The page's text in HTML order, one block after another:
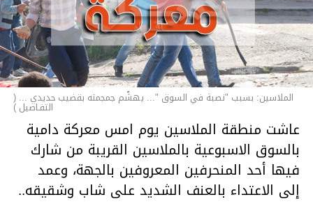
الملاسين: بسبب "نصبة في السوق "... يهشّم جمجمته بقضيب حديدي ... (
التفـاصيل )
عاشت منطقة الملاسين يوم امس معركة دامية
بالسوق الاسبوعية بالملاسين القريبة من شارك
فيها أحد المنحرفين المعروفين بالجهة، وعمد
إلى الاعتداء بالعنف الشديد على شاب وشقيقه..